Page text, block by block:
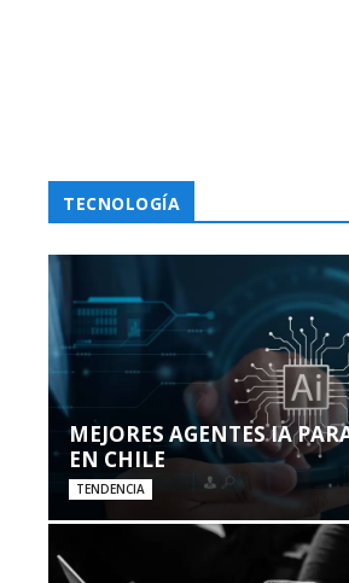
TECNOLOGÍA
MEJORES AGENTES IA
EN CHILE
TENDENCIA